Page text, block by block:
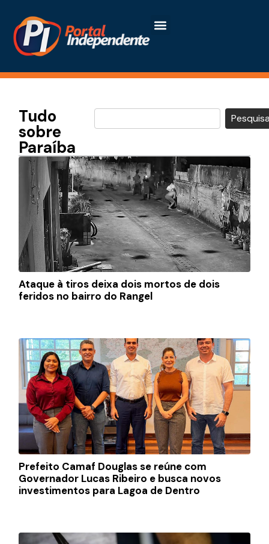
Tudo
sobre
Paraíba
Ataque à tiros deixa dois mortos de dois
feridos no bairro do Rangel
Prefeito Camaf Douglas se reúne com
Governador Lucas Ribeiro e busca novos
investimentos para Lagoa de Dentro